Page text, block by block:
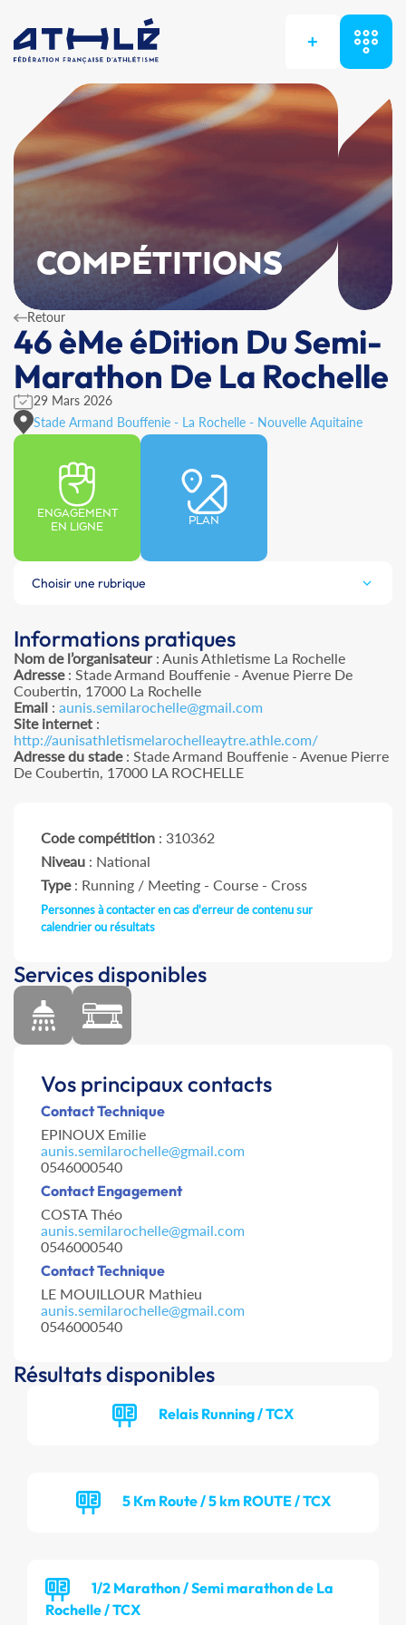
+
COMPÉTITIONS
Retour
46 èMe éDition Du Semi-
Marathon De La Rochelle
29 Mars 2026
Stade Armand Bouffenie - La Rochelle - Nouvelle Aquitaine
ENGAGEMENT
EN LIGNE
PLAN
Choisir une rubrique
Informations pratiques
Nom de l’organisateur: Aunis Athletisme La Rochelle
Adresse: Stade Armand Bouffenie - Avenue Pierre De
Coubertin, 17000 La Rochelle
Email : aunis.semilarochelle@gmail.com
Site internet :
http://aunisathletismelarochelleaytre.athle.com/
Adresse du stade: Stade Armand Bouffenie - Avenue Pierre
De Coubertin, 17000 LA ROCHELLE
Code compétition : 310362
Niveau : National
Type: Running / Meeting - Course - Cross
Personnes à contacter en cas d'erreur de contenu sur
calendrier ou résultats
Services disponibles
Vos principaux contacts
Contact Technique
EPINOUX Emilie
aunis.semilarochelle@gmail.com
0546000540
Contact Engagement
COSTA Théo
aunis.semilarochelle@gmail.com
0546000540
Contact Technique
LE MOUILLOUR Mathieu
aunis.semilarochelle@gmail.com
0546000540
Résultats disponibles
Relais Running / TCX
5 Km Route / 5 km ROUTE / TCX
1/2 Marathon / Semi marathon de La
Rochelle / TCX